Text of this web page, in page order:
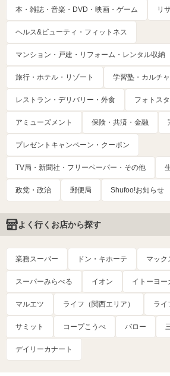
本・雑誌・音楽・DVD・映画・ゲーム リ
ヘルス&ビューティ・フィットネス
マンション・戸建・リフォーム・レンタル収納
旅行・ホテル・リゾート 学習塾・カルチ
レストラン・デリバリー・外食 フォトス
アミューズメント 保険・共済・金融
プレゼントキャンペーン・クーポン
TV局・新聞社・フリーペーパー・その他
政党・政治 郵便局 Shufoo!お知らせ
よく行くお店から探す
業務スーパー ドン・キホーテ マック
スーパーみらべる イオン イトーヨー
マルエツ ライフ（関西エリア） ライ
サミット コープこうべ バロー
デイリーカナート